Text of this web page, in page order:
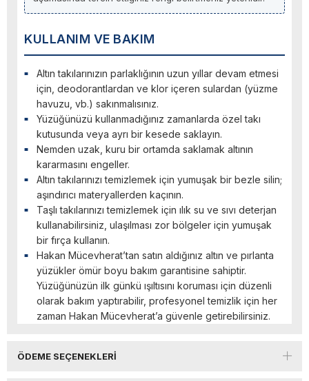
KULLANIM VE BAKIM
Altın takılarınızın parlaklığının uzun yıllar devam etmesi
için, deodorantlardan ve klor içeren sulardan (yüzme
havuzu, vb.) sakınmalısınız.
Yüzüğünüzü kullanmadığınız zamanlarda özel takı
kutusunda veya ayrı bir kesede saklayın.
Nemden uzak, kuru bir ortamda saklamak altının
kararmasını engeller.
Altın takılarınızı temizlemek için yumuşak bir bezle silin;
aşındırıcı materyallerden kaçının.
Taşlı takılarınızı temizlemek için ılık su ve sıvı deterjan
kullanabilirsiniz, ulaşılması zor bölgeler için yumuşak
bir fırça kullanın.
Hakan Mücevherat’tan satın aldığınız altın ve pırlanta
yüzükler ömür boyu bakım garantisine sahiptir.
Yüzüğünüzün ilk günkü ışıltısını koruması için düzenli
olarak bakım yaptırabilir, profesyonel temizlik için her
zaman Hakan Mücevherat’a güvenle getirebilirsiniz.
ÖDEME SEÇENEKLERI